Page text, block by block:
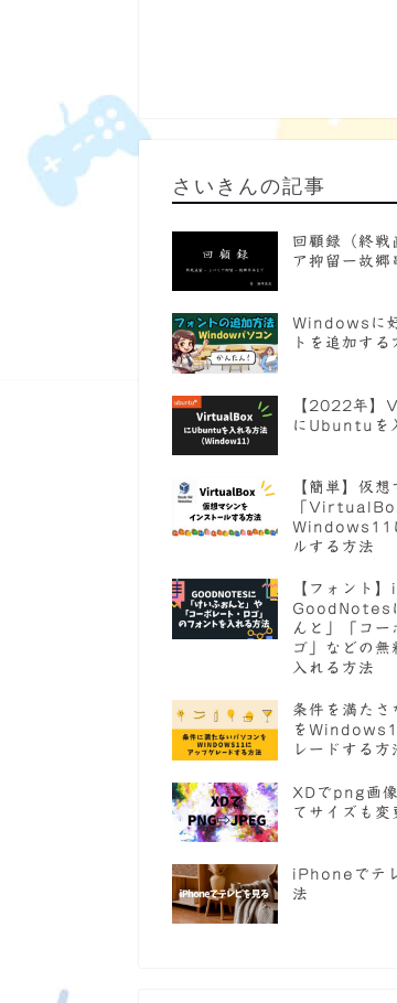
さいきんの記事
回顧録（終戦
ア抑留ー故郷
Windowsに
トを追加する
【2022年
にUbuntuを
【簡単】仮想
「
Windows11
ルする方法
【フォント
GoodNotes
んと」「コー
ゴ」などの無
入れる方法
条件を満たさ
を
レードする方
XDでpng画
てサイズも変
iPhoneでテ
法